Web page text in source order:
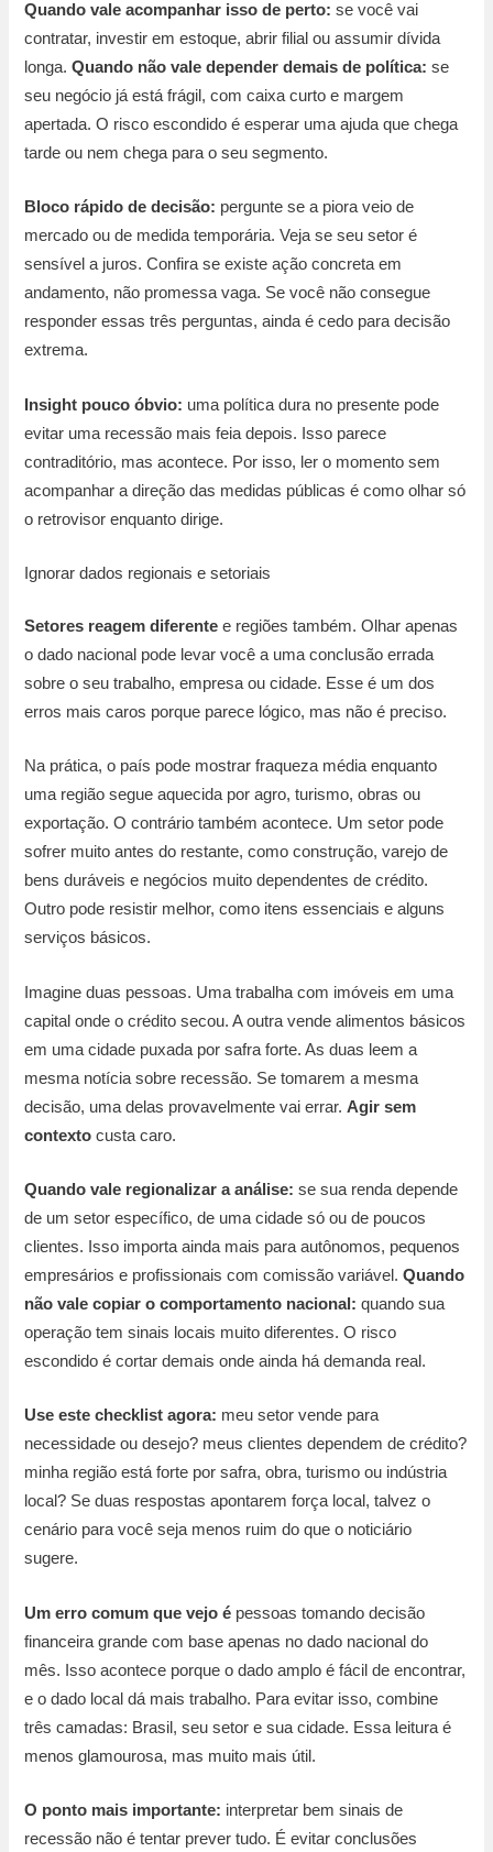
Quando vale acompanhar isso de perto: se você vai
contratar, investir em estoque, abrir filial ou assumir dívida
longa.Quando não vale depender demais de política: se
seu negócio já está frágil, com caixa curto e margem
apertada. O risco escondido é esperar uma ajuda que chega
tarde ou nem chega para o seu segmento.
Bloco rápido de decisão: pergunte se a piora veio de
mercado ou de medida temporária. Veja se seu setor é
sensível a juros. Confira se existe ação concreta em
andamento, não promessa vaga. Se você não consegue
responder essas três perguntas, ainda é cedo para decisão
extrema.
Insight pouco óbvio: uma política dura no presente pode
evitar uma recessão mais feia depois. Isso parece
contraditório, mas acontece. Por isso, ler o momento sem
acompanhar a direção das medidas públicas é como olhar só
o retrovisor enquanto dirige.
Ignorar dados regionais e setoriais
Setores reagem diferente e regiões também. Olhar apenas
o dado nacional pode levar você a uma conclusão errada
sobre o seu trabalho, empresa ou cidade. Esse é um dos
erros mais caros porque parece lógico, mas não é preciso.
Na prática, o país pode mostrar fraqueza média enquanto
uma região segue aquecida por agro, turismo, obras ou
exportação. O contrário também acontece. Um setor pode
sofrer muito antes do restante, como construção, varejo de
bens duráveis e negócios muito dependentes de crédito.
Outro pode resistir melhor, como itens essenciais e alguns
serviços básicos.
Imagine duas pessoas. Uma trabalha com imóveis em uma
capital onde o crédito secou. A outra vende alimentos básicos
em uma cidade puxada por safra forte. As duas leem a
mesma notícia sobre recessão. Se tomarem a mesma
decisão, uma delas provavelmente vai errar. Agir sem
contexto custa caro.
Quando vale regionalizar a análise: se sua renda depende
de um setor específico, de uma cidade só ou de poucos
clientes. Isso importa ainda mais para autônomos, pequenos
empresários e profissionais com comissão variável.Quando
não vale copiar o comportamento nacional: quando sua
operação tem sinais locais muito diferentes. O risco
escondido é cortar demais onde ainda há demanda real.
Use este checklist agora: meu setor vende para
necessidade ou desejo? meus clientes dependem de crédito?
minha região está forte por safra, obra, turismo ou indústria
local? Se duas respostas apontarem força local, talvez o
cenário para você seja menos ruim do que o noticiário
sugere.
Um erro comum que vejo é pessoas tomando decisão
financeira grande com base apenas no dado nacional do
mês. Isso acontece porque o dado amplo é fácil de encontrar,
e o dado local dá mais trabalho. Para evitar isso, combine
três camadas: Brasil, seu setor e sua cidade. Essa leitura é
menos glamourosa, mas muito mais útil.
O ponto mais importante: interpretar bem sinais de
recessão não é tentar prever tudo. É evitar conclusões